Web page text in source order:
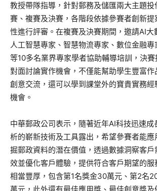
教授帶隊指導，針對郵務及儲匯兩大主題投
賽、複賽及決賽，各階段依據參賽者創新
性進行評審。在複賽及決賽期間，邀請AI大
人工智慧專家、智慧物流專家、數位金融
等10多名業界專家學者協助輔導培訓，決
對面討論實作機會，不僅能幫助學生豐富
創意交流，還可以學到課堂外的寶貴實務
機會。
中華郵政公司表示，隨著近年AI科技迅速
析的嶄新技術及工具露出，希望參賽者能
掘郵政資料的潛在價值，透過數據洞察客
效並優化客戶體驗，提供符合客戶期望的
相當豐厚，包含第1名獎金30萬元、第2名